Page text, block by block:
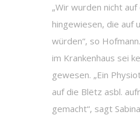
„Wir wurden nicht
hingewiesen, die auf
würden“, so
im Krankenhaus sei
gewesen. „Ein
auf die Blëtz asbl.
gemacht“, sagt